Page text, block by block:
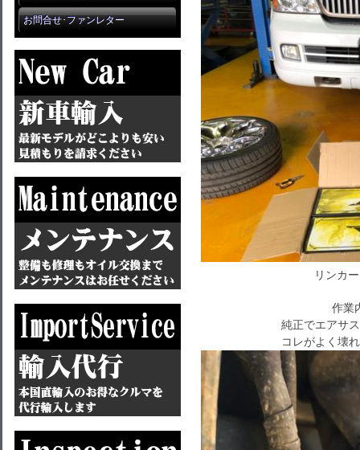
お問合せ･ファンレター
リンカ
作業
純正でエアサ
コレがよく壊